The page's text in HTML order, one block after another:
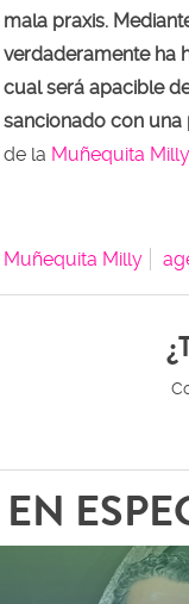
mala praxis.
verdaderamente ha
cual será apacible
sancionado con una
de la Muñequita Milly
Muñequita Milly